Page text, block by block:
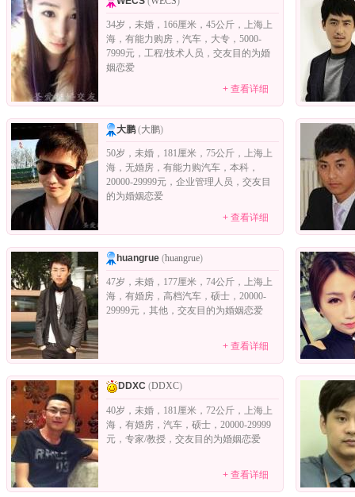
34岁，未婚，166厘米，45公斤，上海上
海，有能力购房，汽车，大专，5000-
7999元，工程/技术人员，交友目的为婚
姻恋爱
+ 查看详细
大鹏(大鹏)
50岁，未婚，181厘米，75公斤，上海上
海，无婚房，有能力购汽车，本科，
20000-29999元，企业管理人员，交友目
的为婚姻恋爱
+ 查看详细
huangrue(huangrue)
47岁，未婚，177厘米，74公斤，上海上
海，有婚房，高档汽车，硕士，20000-
29999元，其他，交友目的为婚姻恋爱
+ 查看详细
DDXC (DDXC)
40岁，未婚，181厘米，72公斤，上海上
海，有婚房，汽车，硕士，20000-29999
元，专家/教授，交友目的为婚姻恋爱
+ 查看详细